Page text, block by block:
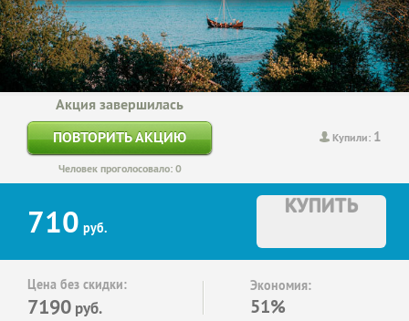
Купили: 1
Акция завершилась
ПОВТОРИТЬ АКЦИЮ
Человек проголосовало: 0
710 руб.
КУПИТЬ
Цена без скидки:
7190 руб.
Экономия:
51%